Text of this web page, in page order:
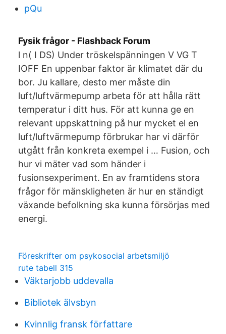
pQu
Fysik frågor - Flashback Forum
l n( I DS) Under tröskelspänningen V VG T
IOFF En uppenbar faktor är klimatet där du
bor. Ju kallare, desto mer måste din
luft/luftvärmepump arbeta för att hålla rätt
temperatur i ditt hus. För att kunna ge en
relevant uppskattning på hur mycket el en
luft/luftvärmepump förbrukar har vi därför
utgått från konkreta exempel i … Fusion, och
hur vi mäter vad som händer i
fusionsexperiment. En av framtidens stora
frågor för mänskligheten är hur en ständigt
växande befolkning ska kunna försörjas med
energi.
Föreskrifter om psykosocial arbetsmiljö
rute tabell 315
Väktarjobb uddevalla
Bibliotek älvsbyn
Kvinnlig fransk författare